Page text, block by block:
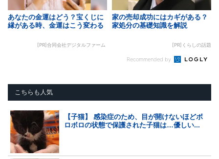
あなたの金運はどう？宝くじに
縁がある時、金運はこう変わる
[PR]合同会社デジタルファーム
家の売却成功にはカギがある？
家処分の基礎知識を解説
[PR]くらしの話題
Recommended by
こちらも人気
【子猫】 感染症のため、目が開けないほどボ
ロボロの状態で保護された子猫は…優しい...